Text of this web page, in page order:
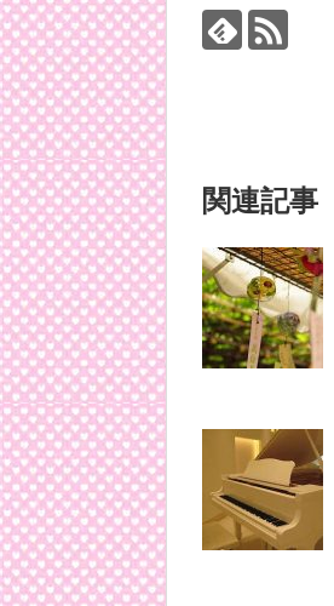
関連記事